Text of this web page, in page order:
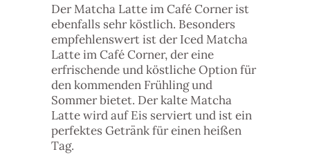
Der Matcha Latte im Café Corner ist
ebenfalls sehr köstlich. Besonders
empfehlenswert ist der Iced Matcha
Latte im Café Corner, der eine
erfrischende und köstliche Option für
den kommenden Frühling und
Sommer bietet. Der kalte Matcha
Latte wird auf Eis serviert und ist ein
perfektes Getränk für einen heißen
Tag.